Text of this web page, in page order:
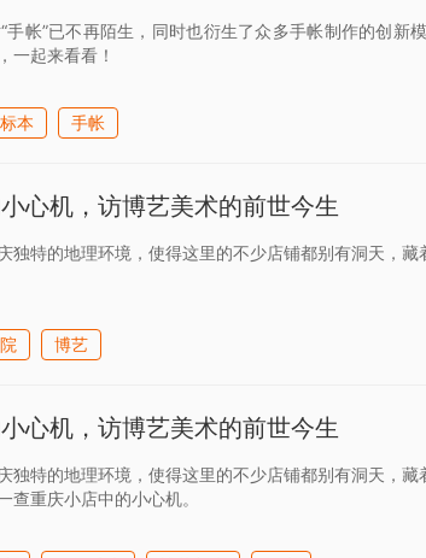
帐”已不再陌生，同时也衍生了众多手帐制作的创新
一起来看看！
本 手帐
心机，访博艺美术的前世今生
独特的地理环境，使得这里的不少店铺都别有洞天，
博艺
心机，访博艺美术的前世今生
独特的地理环境，使得这里的不少店铺都别有洞天，
重庆小店中的小心机。